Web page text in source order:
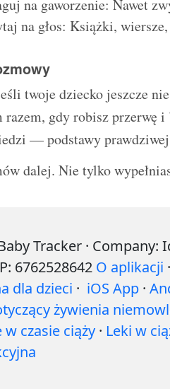
na gaworzenie: Nawet
na głos: Książki,
twoje dziecko jeszcze
razem, gdy robisz przerwę
— podstawy
dalej. Nie tylko
Tracker · Company:
6762528642 O aplikacji ·
dla dzieci · iOS App ·
żywienia
czasie ciąży · Leki w